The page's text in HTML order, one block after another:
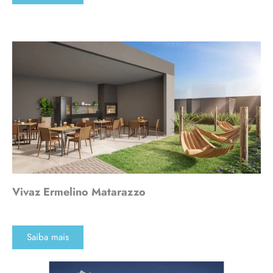
Vivaz Ermelino Matarazzo
Saiba mais